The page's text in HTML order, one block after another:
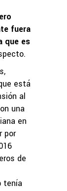
fuera
que es
está
al
una
en
por
de
tenía